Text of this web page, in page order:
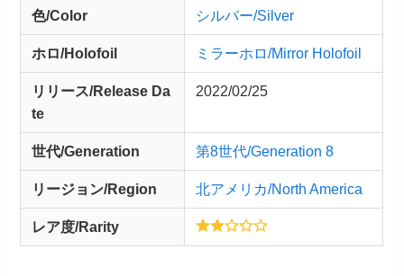
色/Color シルバー/Silver
ホロ/Holofoil ミラーホロ/Mirror Holofoil
リリース/Release Da
te
2022/02/25
世代/Generation 第8世代/Generation 8
リージョン/Region 北アメリカ/North America
レア度/Rarity